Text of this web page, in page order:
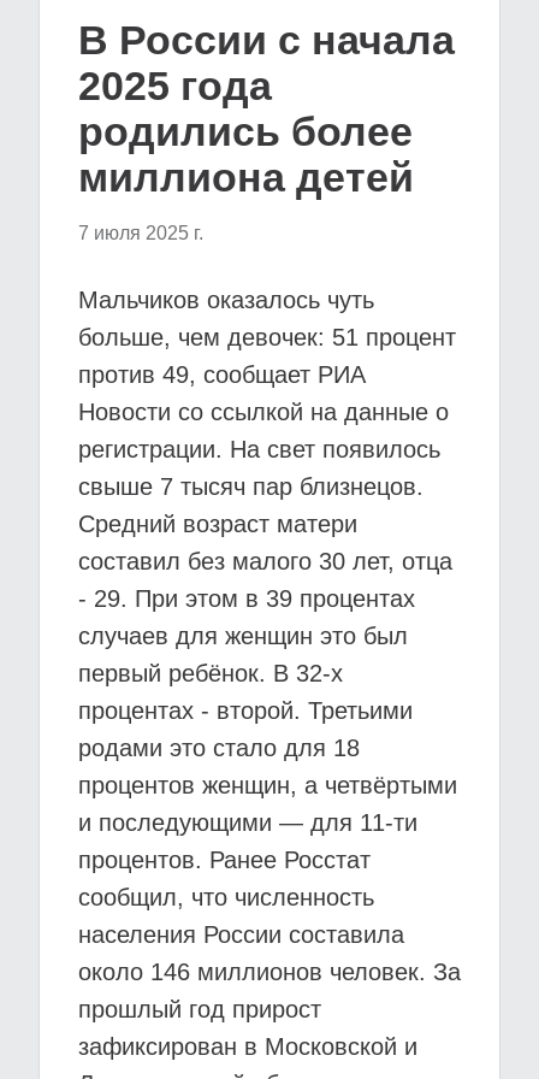
В России с начала
2025 года
родились более
миллиона детей
7 июля 2025 г.
Мальчиков оказалось чуть
больше, чем девочек: 51 процент
против 49, сообщает РИА
Новости со ссылкой на данные о
регистрации. На свет появилось
свыше 7 тысяч пар близнецов.
Средний возраст матери
составил без малого 30 лет, отца
- 29. При этом в 39 процентах
случаев для женщин это был
первый ребёнок. В 32-х
процентах - второй. Третьими
родами это стало для 18
процентов женщин, а четвёртыми
и последующими — для 11-ти
процентов. Ранее Росстат
сообщил, что численность
населения России составила
около 146 миллионов человек. За
прошлый год прирост
зафиксирован в Московской и